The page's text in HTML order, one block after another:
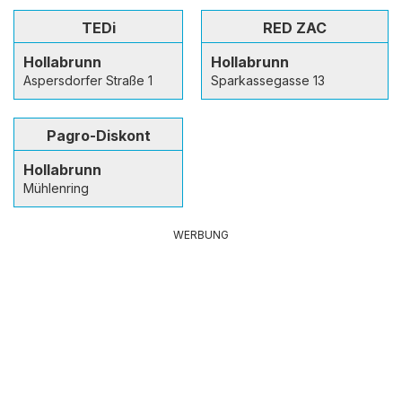
TEDi
Hollabrunn
Aspersdorfer Straße 1
RED ZAC
Hollabrunn
Sparkassegasse 13
Pagro-Diskont
Hollabrunn
Mühlenring
WERBUNG